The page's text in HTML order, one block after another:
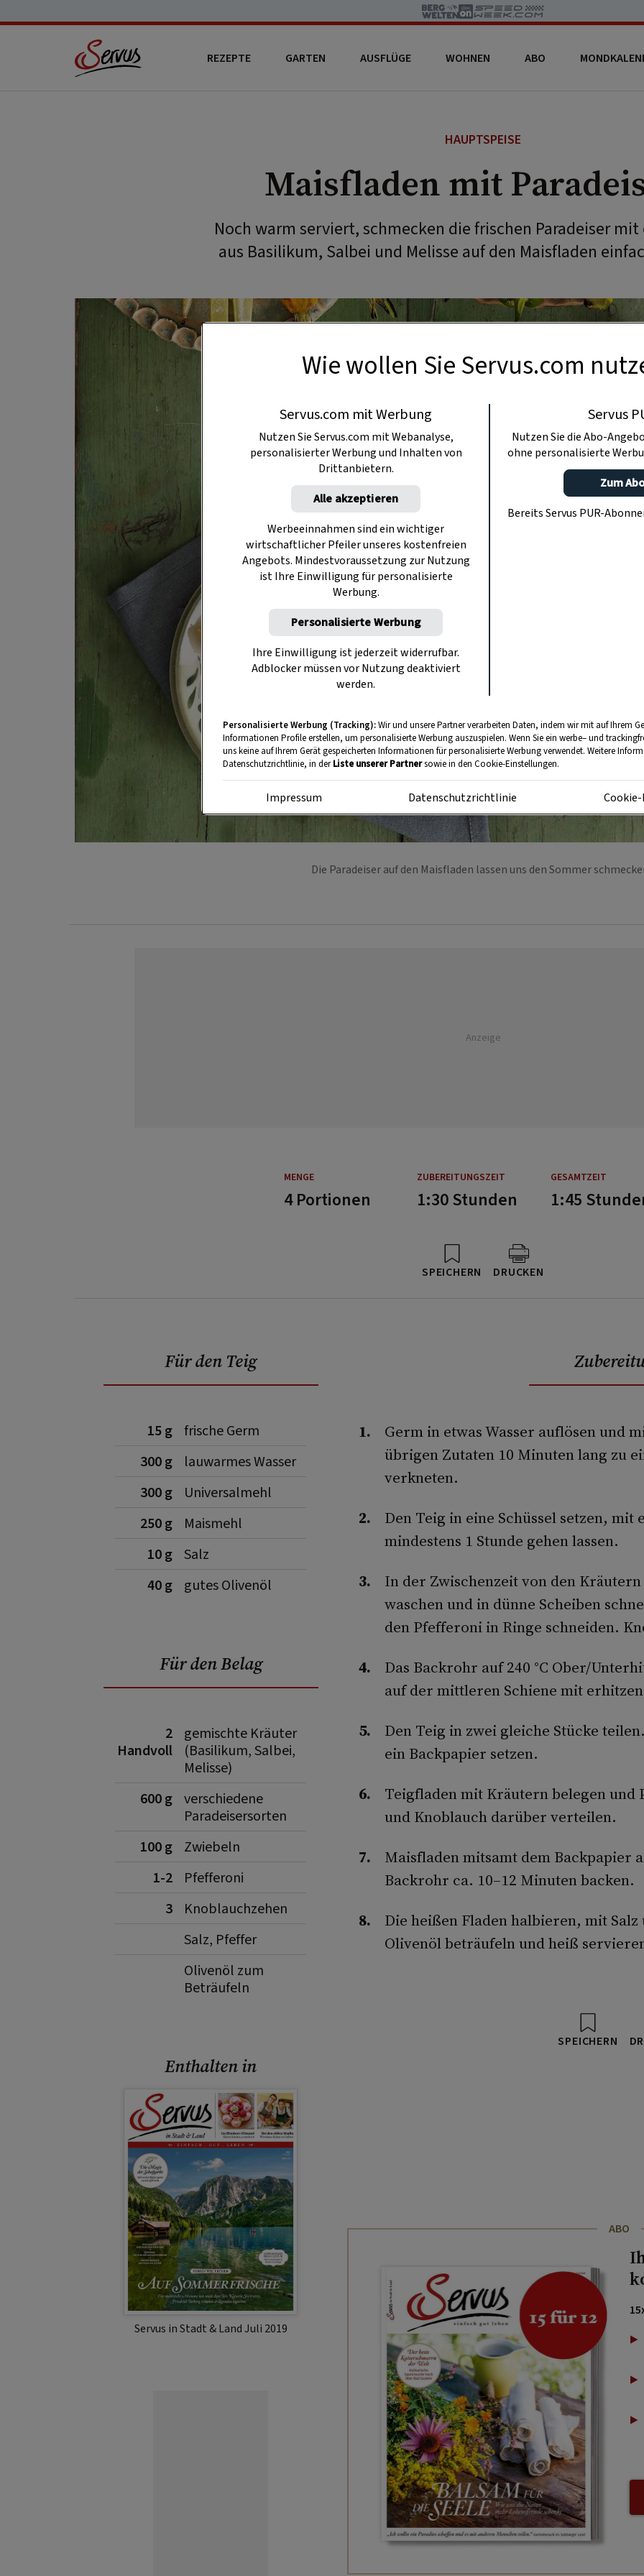
REZEPTE GARTEN AUSFLÜGE WOHNEN ABO
HAUPTSPEISE
Maisfladen mit
Noch warm serviert, schmecken die frischen Paradeiser
aus Basilikum, Salbei und Melisse auf den Maisfladen
Die Paradeiser auf den Maisfladen lassen uns den Sommer
Anzeige
MENGE ZUBEREITUNGSZEIT GESAMTZEIT
4 Portionen 1:30 Stunden 1:45
SPEICHERN DRUCKEN
Für den Teig
15 g frische Germ
300 g
lauwarmes Wasser
300 g
Universalmehl
250 g
Maismehl
10 g Salz
40 g
gutes Olivenöl
Für den Belag
2
Handvoll
gemischte Kräuter
(Basilikum, Salbei,
Melisse)
600 g verschiedene
Paradeisersorten
100 g
Zwiebeln
1-2
Pfefferoni
3
Knoblauchzehen
Salz, Pfeffer
Olivenöl zum
Beträufeln
Enthalten in
Servus in Stadt & Land Juli 2019
Germ in etwas Wasser auflösen und
übrigen Zutaten 10 Minuten lang zu
verkneten.
Den Teig in eine Schüssel setzen,
mindestens 1 Stunde gehen lassen.
In der Zwischenzeit von den
waschen und in dünne Scheiben
den Pfefferoni in Ringe schneiden.
Das Backrohr auf 240 °C Ober­/
auf der mittleren Schiene mit
Den Teig in zwei gleiche Stücke
ein Backpapier setzen.
Teigfladen mit Kräutern belegen
und Knoblauch darüber verteilen.
Maisfladen mitsamt dem Backpapier
Backrohr ca. 10–12 Minuten backen.
Die heißen Fladen halbieren, mit
Olivenöl beträufeln und heiß
SPEICHERN
ABO
Wie wollen Sie Servus.com
Servus.com mit Werbung
Nutzen Sie Servus.com mit Webanalyse,
personalisierter Werbung und Inhalten von
Drittanbietern.
Alle akzeptieren
Werbeeinnahmen sind ein wichtiger
wirtschaftlicher Pfeiler unseres kostenfreien
Angebots. Mindestvoraussetzung zur Nutzung
ist Ihre Einwilligung für personalisierte
Werbung.
Personalisierte Werbung
Ihre Einwilligung ist jederzeit widerrufbar.
Adblocker müssen vor Nutzung deaktiviert
werden.
Servus
Nutzen Sie die Abo-
ohne personalisierte
Zum
Bereits Servus PUR-
Personalisierte Werbung (Tracking):Wir und unsere Partner verarbeiten Daten, indem wir mit auf Ihrem
Informationen Profile erstellen, um personalisierte Werbung auszuspielen. Wenn Sie ein werbe– und
uns keine auf Ihrem Gerät gespeicherten Informationen für personalisierte Werbung verwendet. Weitere
Datenschutzrichtlinie, in derListe unserer Partnersowie in den Cookie-Einstellungen.
Impressum Datenschutzrichtlinie